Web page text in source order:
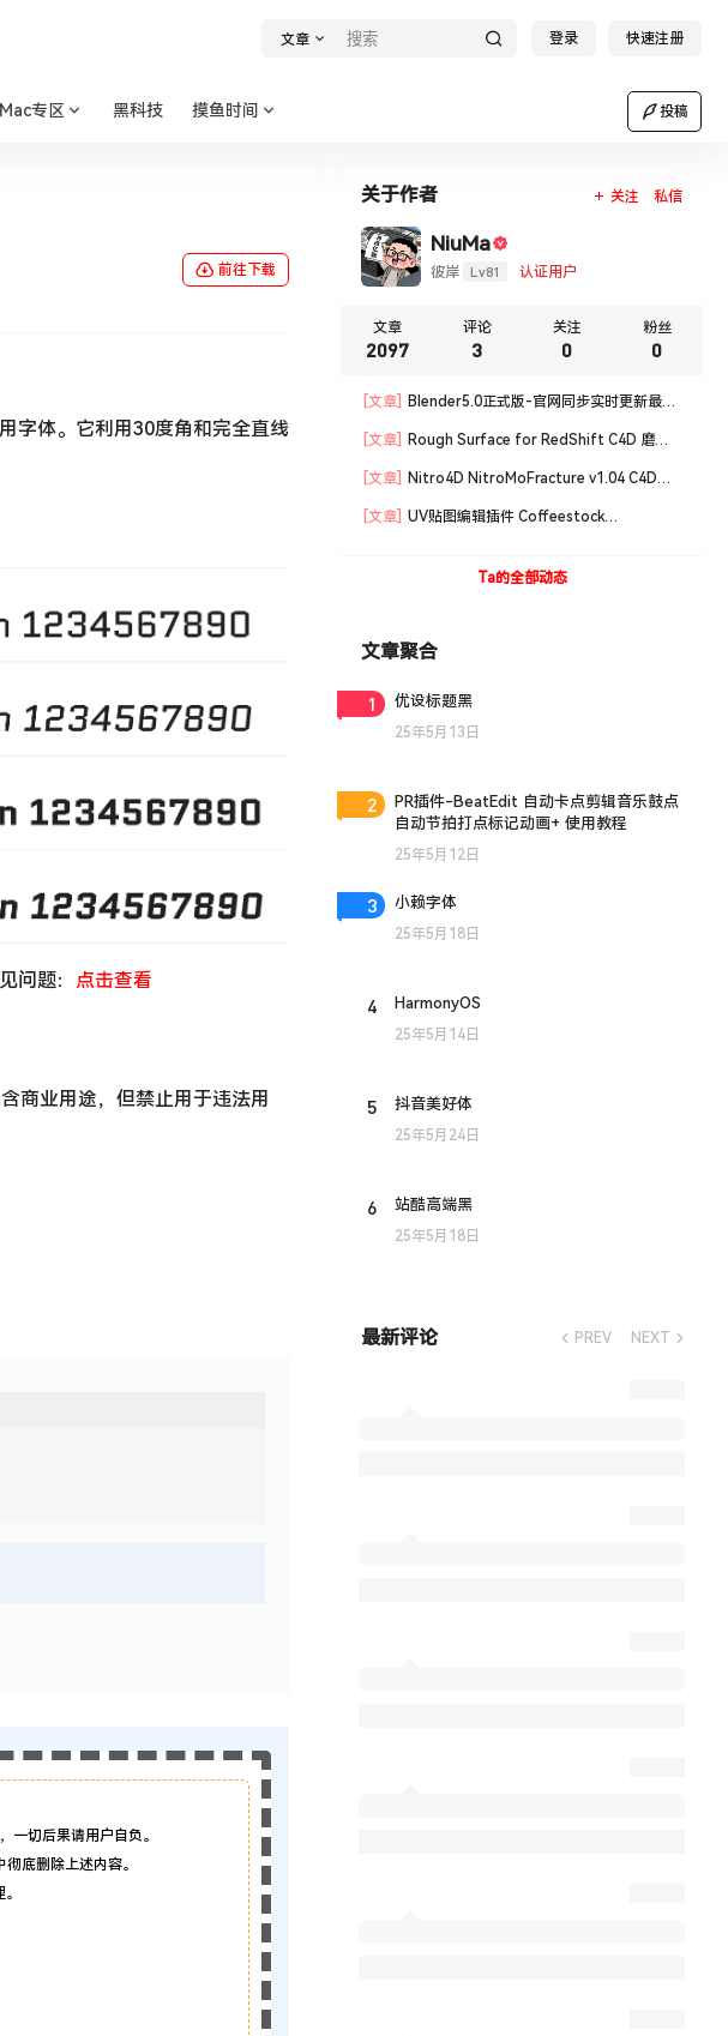
文章 登录 快速注册
Mac专区 黑科技 摸鱼时间 投稿
前往下载
字体。它利用30度角和完全直线
问题： 点击查看
商业用途，但禁止用于违法用
一切后果请用户自负。
底删除上述内容。
关于作者 关注 私信
NiuMa
彼岸 Lv81 认证用户
文章
2097
评论
3
关注
0
粉丝
0
[文章]
Blender5.0正式版-官网同步实时更新最新
[文章]
Rough Surface for RedShift C4D 磨损
[文章]
Nitro4D NitroMoFracture v1.04 C4D插
[文章]
UV贴图编辑插件 Coffeestock
Ta的全部动态
文章聚合
1 优设标题黑
25年5月13日
2
PR插件-BeatEdit 自动卡点剪辑音乐鼓点
自动节拍打点标记动画+ 使用教程
25年5月12日
3 小赖字体
25年5月18日
4 HarmonyOS
25年5月14日
5 抖音美好体
25年5月24日
6 站酷高端黑
25年5月18日
最新评论 PREV NEXT